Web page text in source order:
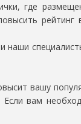
где
рейтинг
наши
вашу
Если вам